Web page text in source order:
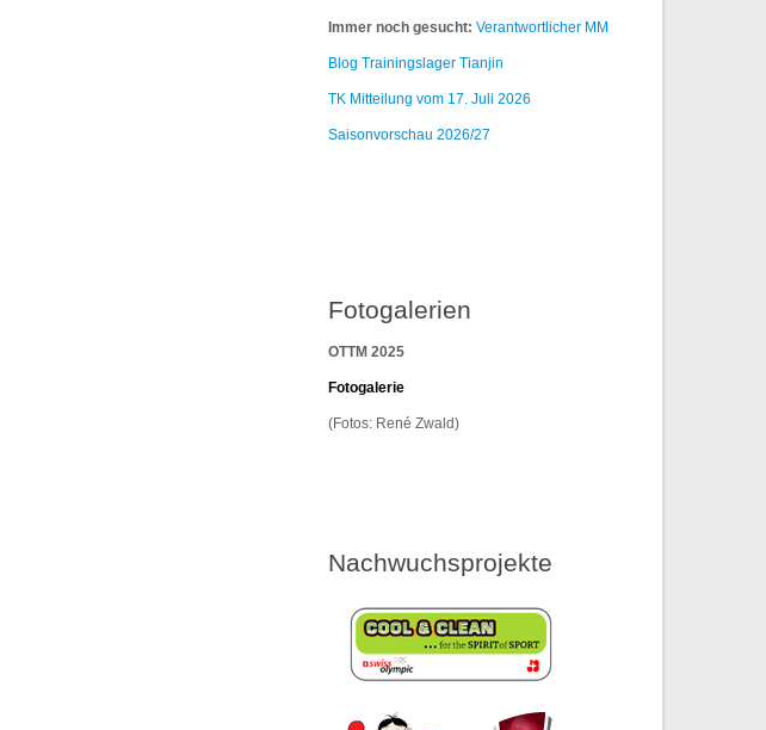
Immer noch gesucht: Verantwortlicher MM
Blog Trainingslager Tianjin
TK Mitteilung vom 17. Juli 2026
Saisonvorschau 2026/27
Fotogalerien
OTTM 2025
Fotogalerie
(Fotos: René Zwald)
Nachwuchsprojekte